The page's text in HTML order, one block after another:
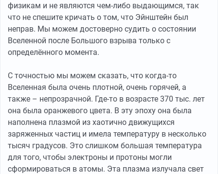
физикам и не являются чем-либо выдающимся, так
что не спешите кричать о том, что Эйнштейн был
неправ. Мы можем достоверно судить о состоянии
Вселенной после Большого взрыва только с
определённого момента.
С точностью мы можем сказать, что когда-то
Вселенная была очень плотной, очень горячей, а
также – непрозрачной. Где-то в возрасте 370 тыс. лет
она была оранжевого цвета. В эту эпоху она была
наполнена плазмой из хаотично движущихся
заряженных частиц и имела температуру в несколько
тысяч градусов. Это слишком большая температура
для того, чтобы электроны и протоны могли
сформироваться в атомы. Эта плазма излучала свет